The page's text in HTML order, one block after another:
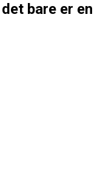
bare er en